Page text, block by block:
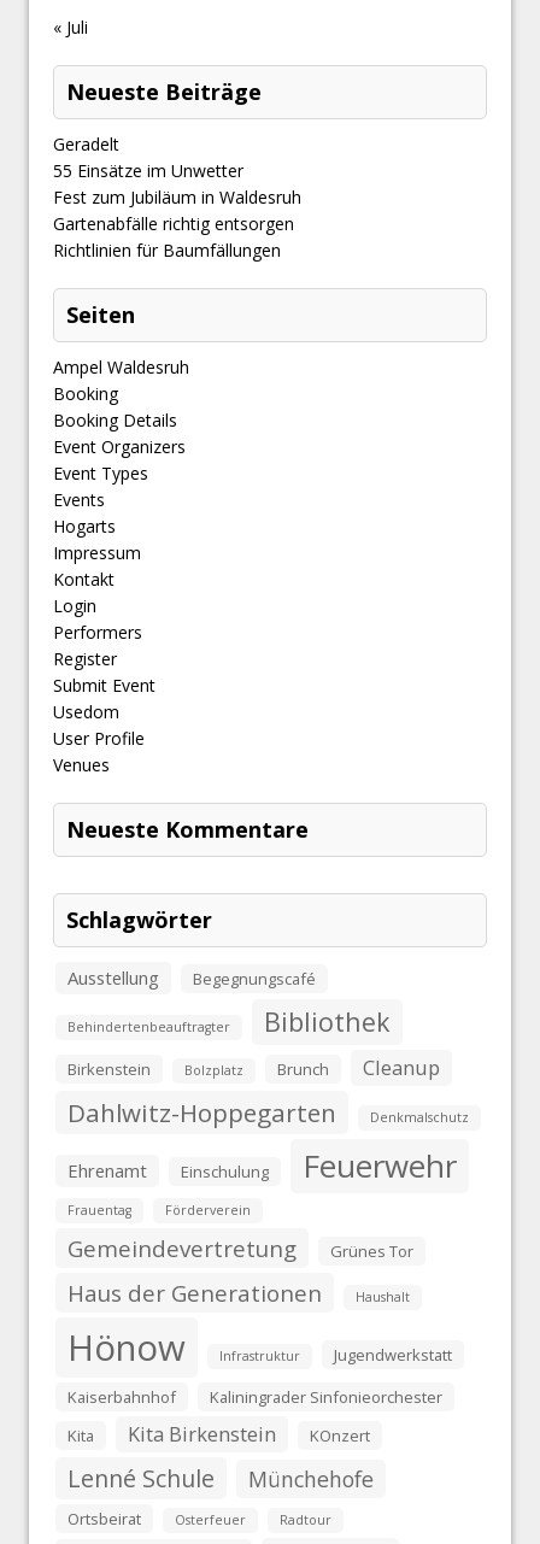
« Juli
Neueste Beiträge
Geradelt
​55 Einsätze im Unwetter
Fest zum Jubiläum in Waldesruh
Gartenabfälle richtig entsorgen
Richtlinien für Baumfällungen
Seiten
Ampel Waldesruh
Booking
Booking Details
Event Organizers
Event Types
Events
Hogarts
Impressum
Kontakt
Login
Performers
Register
Submit Event
Usedom
User Profile
Venues
Neueste Kommentare
Schlagwörter
Ausstellung Begegnungscafé
Behindertenbeauftragter Bibliothek
Birkenstein Bolzplatz Brunch Cleanup
Dahlwitz-Hoppegarten Denkmalschutz
Ehrenamt Einschulung Feuerwehr
Frauentag Förderverein
Gemeindevertretung Grünes Tor
Haus der Generationen Haushalt
Hönow Infrastruktur
Jugendwerkstatt
Kaiserbahnhof
Kaliningrader Sinfonieorchester
Kita
Kita Birkenstein KOnzert
Lenné Schule Münchehofe
Ortsbeirat Osterfeuer Radtour